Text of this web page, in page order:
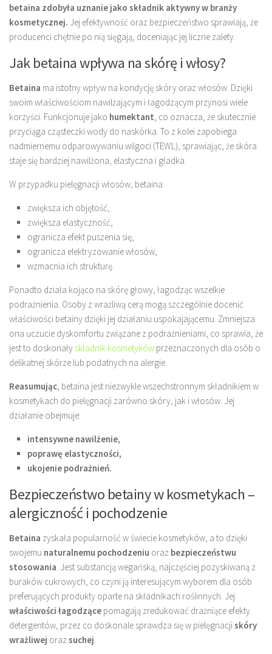
betaina zdobyła uznanie jako składnik aktywny w branży
kosmetycznej. Jej efektywność oraz bezpieczeństwo sprawiają, że
producenci chętnie po nią sięgają, doceniając jej liczne zalety.
Jak betaina wpływa na skórę i włosy?
Betaina ma istotny wpływ na kondycję skóry oraz włosów. Dzięki
swoim właściwościom nawilżającym i łagodzącym przynosi wiele
korzyści. Funkcjonuje jako humektant, co oznacza, że skutecznie
przyciąga cząsteczki wody do naskórka. To z kolei zapobiega
nadmiernemu odparowywaniu wilgoci (TEWL), sprawiając, że skóra
staje się bardziej nawilżona, elastyczna i gładka.
W przypadku pielęgnacji włosów, betaina:
zwiększa ich objętość,
zwiększa elastyczność,
ogranicza efekt puszenia się,
ogranicza elektryzowanie włosów,
wzmacnia ich strukturę.
Ponadto działa kojąco na skórę głowy, łagodząc wszelkie
podrażnienia. Osoby z wrażliwą cerą mogą szczególnie docenić
właściwości betainy dzięki jej działaniu uspokajającemu. Zmniejsza
ona uczucie dyskomfortu związane z podrażnieniami, co sprawia, że
jest to doskonały składnik kosmetyków przeznaczonych dla osób o
delikatnej skórze lub podatnych na alergie.
Reasumując, betaina jest niezwykle wszechstronnym składnikiem w
kosmetykach do pielęgnacji zarówno skóry, jak i włosów. Jej
działanie obejmuje:
intensywne nawilżenie,
poprawę elastyczności,
ukojenie podrażnień.
Bezpieczeństwo betainy w kosmetykach –
alergiczność i pochodzenie
Betaina zyskała popularność w świecie kosmetyków, a to dzięki
swojemu naturalnemu pochodzeniu oraz bezpieczeństwu
stosowania. Jest substancją wegańską, najczęściej pozyskiwaną z
buraków cukrowych, co czyni ją interesującym wyborem dla osób
preferujących produkty oparte na składnikach roślinnych. Jej
właściwości łagodzące pomagają zredukować drażniące efekty
detergentów, przez co doskonale sprawdza się w pielęgnacjiskóry
wrażliwej oraz suchej.